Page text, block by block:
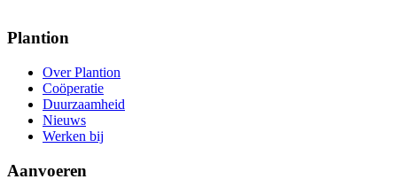
Plantion
Over Plantion
Coöperatie
Duurzaamheid
Nieuws
Werken bij
Aanvoeren